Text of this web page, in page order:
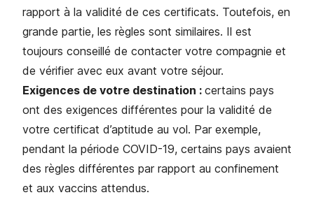
rapport à la validité de ces certificats. Toutefois, en
grande partie, les règles sont similaires. Il est
toujours conseillé de contacter votre compagnie et
de vérifier avec eux avant votre séjour.
Exigences de votre destination : certains pays
ont des exigences différentes pour la validité de
votre certificat d’aptitude au vol. Par exemple,
pendant la période COVID-19, certains pays avaient
des règles différentes par rapport au confinement
et aux vaccins attendus.